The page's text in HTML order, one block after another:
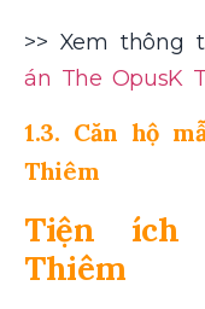
>> Xem thông
án The OpusK
1.3. Căn hộ
Thiêm
Tiện ích
Thiêm